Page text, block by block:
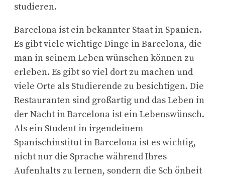
studieren.
Barcelona ist ein bekannter Staat in Spanien.
Es gibt viele wichtige Dinge in Barcelona, die
man in seinem Leben wünschen können zu
erleben. Es gibt so viel dort zu machen und
viele Orte als Studierende zu besichtigen. Die
Restauranten sind großartig und das Leben in
der Nacht in Barcelona ist ein Lebenswünsch.
Als ein Student in irgendeinem
Spanischinstitut in Barcelona ist es wichtig,
nicht nur die Sprache während Ihres
Aufenhalts zu lernen, sondern die Sch önheit